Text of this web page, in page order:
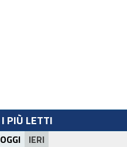
I PIÙ LETTI
OGGI IERI